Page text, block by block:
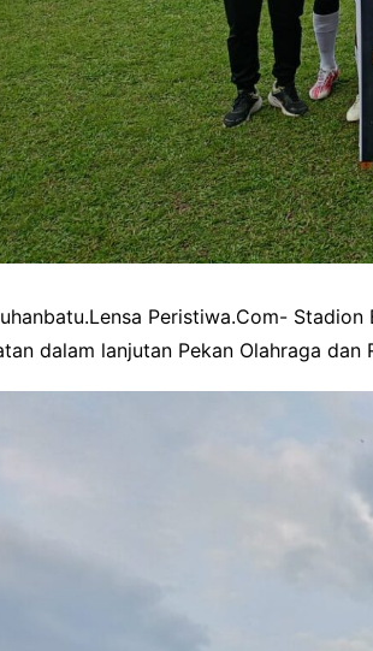
Peristiwa.Com-
dalam lanjutan Pekan Olahraga